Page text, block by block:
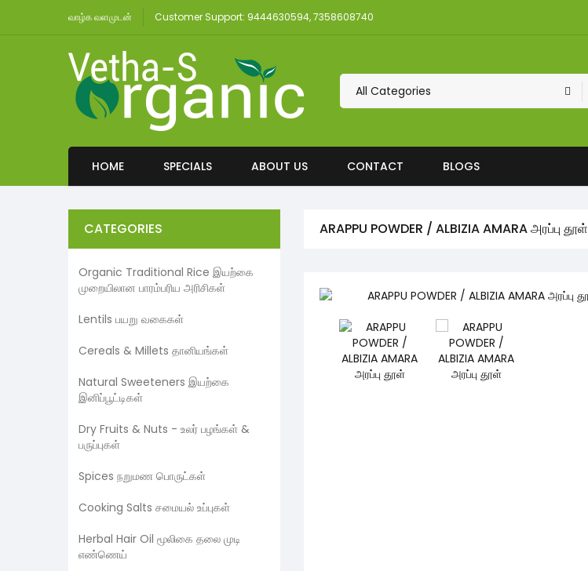
வாழ்க வளமுடன் Customer Support: 9444630594, 7358608740
HOME SPECIALS ABOUT US CONTACT BLOGS
CATEGORIES
Organic Traditional Rice இயற்கை
முறையிலான பாரம்பரிய அரிசிகள்
Lentils பயறு வகைகள்
Cereals & Millets தானியங்கள்
Natural Sweeteners இயற்கை
இனிப்பூட்டிகள்
Dry Fruits & Nuts - உலர் பழங்கள் &
பருப்புகள்
Spices நறுமண பொருட்கள்
Cooking Salts சமையல் உப்புகள்
Herbal Hair Oil மூலிகை தலை முடி
எண்ணெய்
ARAPPU POWDER / ALBIZIA AMARA அரப்பு தூள்